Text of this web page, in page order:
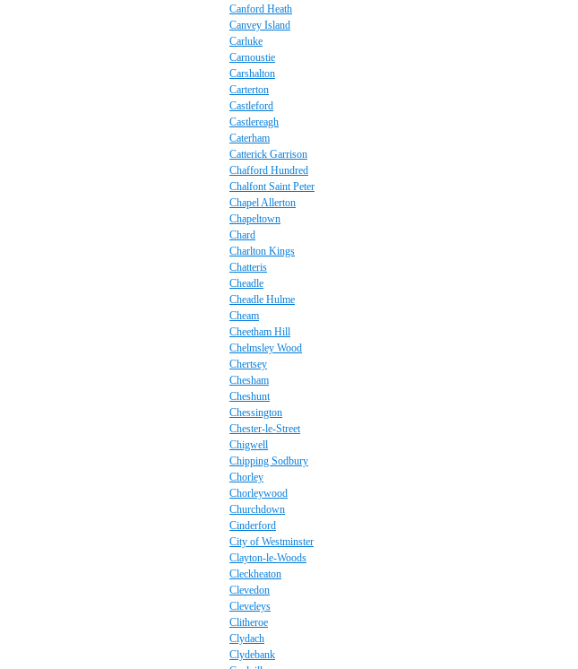
Canford Heath
Canvey Island
Carluke
Carnoustie
Carshalton
Carterton
Castleford
Castlereagh
Caterham
Catterick Garrison
Chafford Hundred
Chalfont Saint Peter
Chapel Allerton
Chapeltown
Chard
Charlton Kings
Chatteris
Cheadle
Cheadle Hulme
Cheam
Cheetham Hill
Chelmsley Wood
Chertsey
Chesham
Cheshunt
Chessington
Chester-le-Street
Chigwell
Chipping Sodbury
Chorley
Chorleywood
Churchdown
Cinderford
City of Westminster
Clayton-le-Woods
Cleckheaton
Clevedon
Cleveleys
Clitheroe
Clydach
Clydebank